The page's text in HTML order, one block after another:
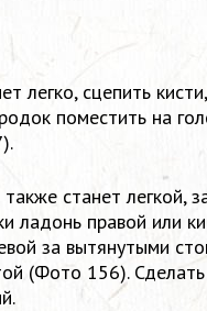
легко, сцепить
поместить на
станет легкой,
ладонь правой или
за вытянутыми
(Фото 156). Сделать